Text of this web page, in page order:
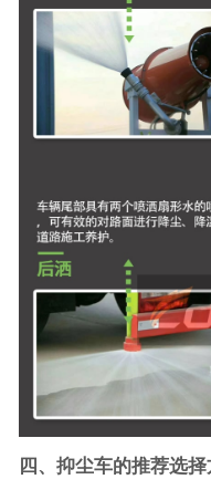
四、抑尘车的推荐选择